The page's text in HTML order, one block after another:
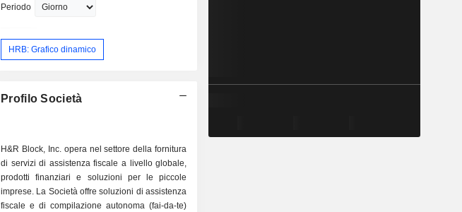
Periodo
HRB: Grafico dinamico
Profilo Società
H&R Block, Inc. opera nel settore della fornitura
di servizi di assistenza fiscale a livello globale,
prodotti finanziari e soluzioni per le piccole
imprese. La Società offre soluzioni di assistenza
fiscale e di compilazione autonoma (fai-da-te)